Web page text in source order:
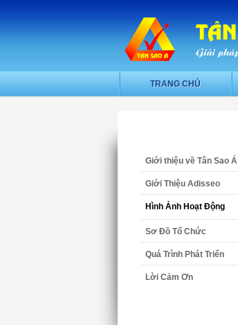
TRANG CHỦ
Giới thiệu về Tân Sao Á
Giới Thiệu Adisseo
Hình Ảnh Hoạt Động
Sơ Đồ Tổ Chức
Quá Trình Phát Triển
Lời Cảm Ơn